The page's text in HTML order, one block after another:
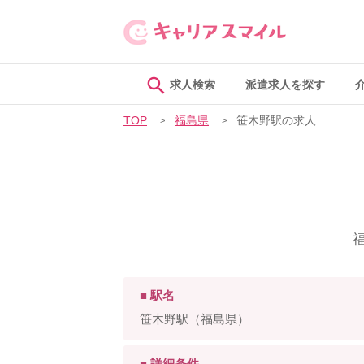
求人検索 派遣求人を探す
TOP 福島県 笹木野駅の求人
■ 駅名
笹木野駅（福島県）